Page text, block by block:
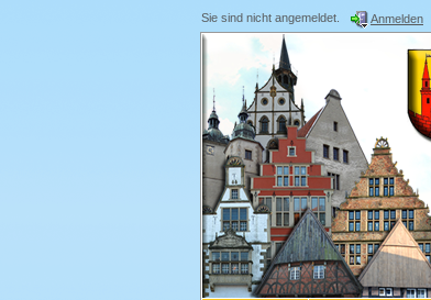
Sie sind nicht angemeldet. Anmelden